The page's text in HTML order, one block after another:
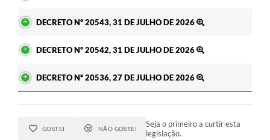
DECRETO Nº 20543, 31 DE JULHO DE 2026
DECRETO Nº 20542, 31 DE JULHO DE 2026
DECRETO Nº 20536, 27 DE JULHO DE 2026
GOSTEI NÃO GOSTEI
Seja o primeiro a curtir esta
legislação.